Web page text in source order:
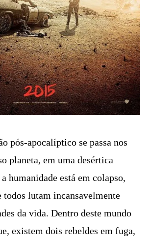
pós-apocalíptico se passa nos
planeta, em uma desértica
humanidade está em colapso,
todos lutam incansavelmente
da vida. Dentro deste mundo
existem dois rebeldes em fuga,